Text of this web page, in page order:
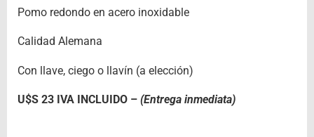
Pomo redondo en acero inoxidable
Calidad Alemana
Con llave, ciego o llavín (a elección)
U$S 23 IVA INCLUIDO – (Entrega inmediata)